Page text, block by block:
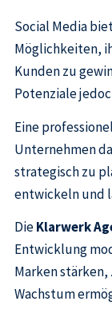
Social Media
Möglichkeiten,
Kunden zu
Potenziale
Eine
Unternehmen
strategisch zu
entwickeln und
DieKlarwerk
Entwicklung
Marken
Wachstum